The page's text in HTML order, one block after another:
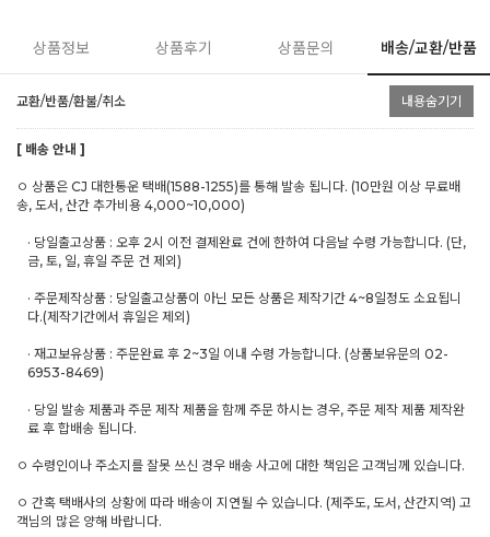
상품정보 상품후기 상품문의 배송/교환/반품
교환/반품/환불/취소 내용숨기기
[ 배송 안내 ]
ㅇ 상품은 CJ 대한통운 택배(1588-1255)를 통해 발송 됩니다. (10만원 이상 무료배
송, 도서, 산간 추가비용 4,000~10,000)
· 당일출고상품 : 오후 2시 이전 결제완료 건에 한하여 다음날 수령 가능합니다. (단,
금, 토, 일, 휴일 주문 건 제외)
· 주문제작상품 : 당일출고상품이 아닌 모든 상품은 제작기간 4~8일정도 소요됩니
다.(제작기간에서 휴일은 제외)
· 재고보유상품 : 주문완료 후 2~3일 이내 수령 가능합니다. (상품보유문의 02-
6953-8469)
· 당일 발송 제품과 주문 제작 제품을 함께 주문 하시는 경우, 주문 제작 제품 제작완
료 후 합배송 됩니다.
ㅇ 수령인이나 주소지를 잘못 쓰신 경우 배송 사고에 대한 책임은 고객님께 있습니다.
ㅇ 간혹 택배사의 상황에 따라 배송이 지연될 수 있습니다. (제주도, 도서, 산간지역) 고
객님의 많은 양해 바랍니다.